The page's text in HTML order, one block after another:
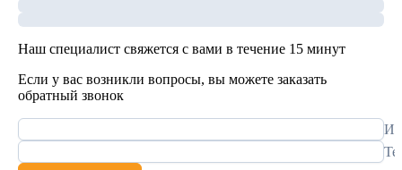
Наш специалист свяжется с вами в течение 15 минут
Если у вас возникли вопросы, вы можете заказать
обратный звонок